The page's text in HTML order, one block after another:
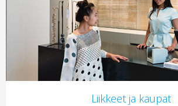
Liikkeet ja kaupat